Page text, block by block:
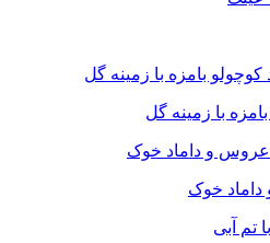
با زمینه گل
داماد خوک